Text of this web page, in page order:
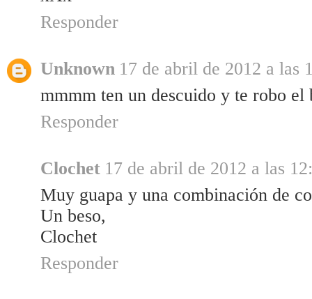
Responder
Unknown 17 de abril de 2012 a las
mmmm ten un descuido y te robo
Responder
Clochet 17 de abril de 2012 a las
Muy guapa y una combinación de
Un beso,
Clochet
Responder